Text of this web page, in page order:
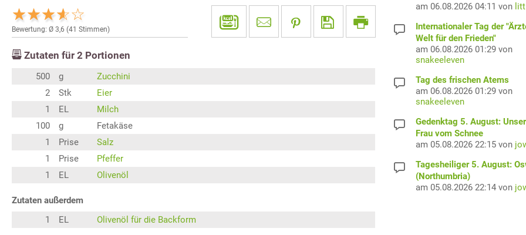
Bewertung: Ø 3,6 (41 Stimmen)
Zutaten für 2 Portionen
500 g
Zucchini
2
Stk
Eier
1
EL
Milch
100
g
Fetakäse
1
Prise
Salz
1
Prise
Pfeffer
1
EL Olivenöl
Zutaten außerdem
1
EL Olivenöl für die Backform
am 06.08.2026 04:11 von
Internationaler Tag der
Welt für den Frieden"
am 06.08.2026 01:29 von
snakeeleven
Tag des frischen Atems
am 06.08.2026 01:29 von
snakeeleven
Gedenktag 5. August:
Frau vom Schnee
am 05.08.2026 22:15 von
Tagesheiliger 5. August:
(Northumbria)
am 05.08.2026 22:14 von